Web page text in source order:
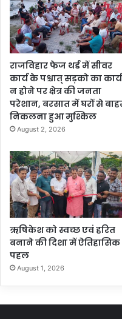
राजविहार फेज थर्ड में सीवर
कार्य के पश्चात् सड़को का कार्य
न होने पर क्षेत्र की जनता
परेशान, बरसात में घरों से
निकलना हुआ मुश्किल
August 2, 2026
ऋषिकेश को स्वच्छ एवं हरित
बनाने की दिशा में ऐतिहासिक
पहल
August 1, 2026